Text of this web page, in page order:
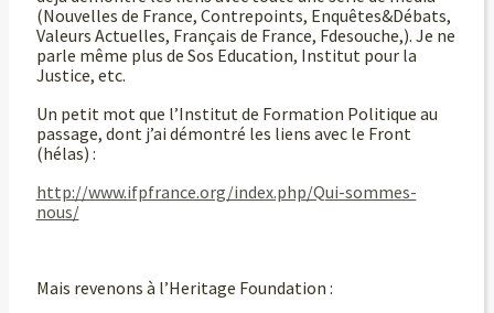
(Nouvelles de France, Contrepoints, Enquêtes&Débats,
Valeurs Actuelles, Français de France, Fdesouche,). Je ne
parle même plus de Sos Education, Institut pour la
Justice, etc.
Un petit mot que l’Institut de Formation Politique au
passage, dont j’ai démontré les liens avec le Front
(hélas) :
http://www.ifpfrance.org/index.php/Qui-sommes-
nous/
Mais revenons à l’Heritage Foundation :